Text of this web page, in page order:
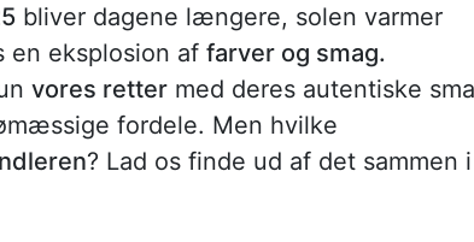
bliver dagene længere, solen varmer
en eksplosion af farver og smag.
vores retter med deres autentiske
fordele. Men hvilke
? Lad os finde ud af det sammen i